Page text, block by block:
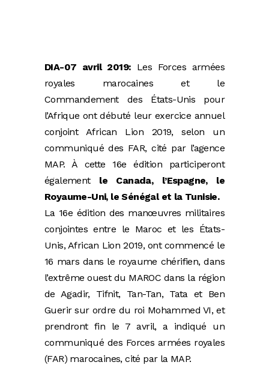
DIA-07 avril 2019: Les Forces armées
royales marocaines et le
Commandement des États-Unis pour
l’Afrique ont débuté leur exercice annuel
conjoint African Lion 2019, selon un
communiqué des FAR, cité par l’agence
MAP. À cette 16e édition participeront
égalementle Canada, l’Espagne, le
Royaume-Uni, le Sénégal et la Tunisie.
La 16e édition des manœuvres militaires
conjointes entre le Maroc et les États-
Unis, African Lion 2019, ont commencé le
16 mars dans le royaume chérifien, dans
l’extrême ouest du MAROC dans la région
de Agadir, Tifnit, Tan-Tan, Tata et Ben
Guerir sur ordre du roi Mohammed VI, et
prendront fin le 7 avril, a indiqué un
communiqué des Forces armées royales
(FAR) marocaines, cité par la MAP.